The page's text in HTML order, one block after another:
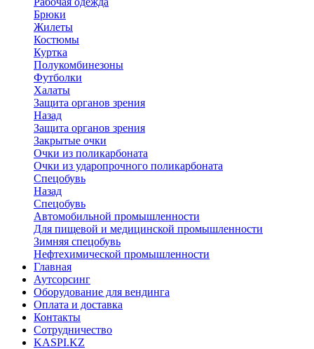
Брюки
Жилеты
Костюмы
Куртка
Полукомбинезоны
Футболки
Халаты
Защита органов зрения
Назад
Защита органов зрения
Закрытые очки
Очки из поликарбоната
Очки из ударопрочного поликарбоната
Спецобувь
Назад
Спецобувь
Автомобильной промышленности
Для пищевой и медицинской промышленности
Зимняя спецобувь
Нефтехимической промышленности
Главная
Аутсорсинг
Оборудование для вендинга
Оплата и доставка
Контакты
Сотрудничество
KASPI.KZ